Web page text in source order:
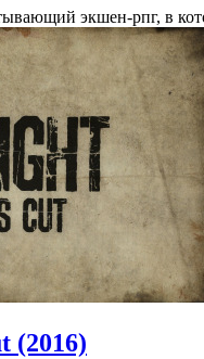
экшен-рпг, в
(2016)